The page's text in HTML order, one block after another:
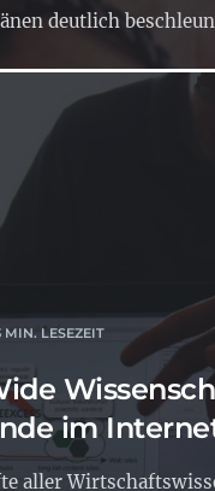
deutlich
MIN. LESEZEIT
im
aller